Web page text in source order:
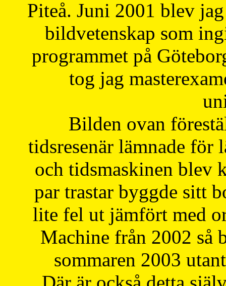
Piteå. Juni 2001 blev
bildvetenskap som
programmet på
tog jag
Bilden ovan
tidsresenär lämnade för
och tidsmaskinen blev
par trastar byggde sitt
lite fel ut jämfört med
Machine från 2002 så
sommaren 2003